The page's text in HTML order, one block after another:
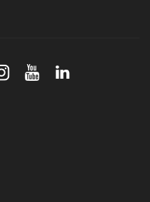
FIRST 2026! (video)